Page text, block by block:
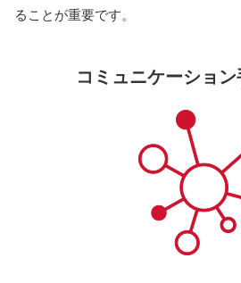
ることが重要です。
コミュニケーショ